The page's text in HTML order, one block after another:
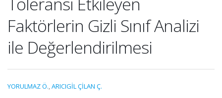
Faktörlerin Gizli Sınıf Analizi
ile Değerlendirilmesi
YORULMAZ Ö.,ARICIGİL ÇİLAN Ç.